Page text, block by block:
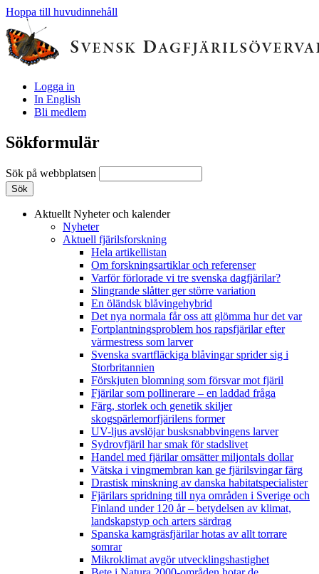
Hoppa till huvudinnehåll
Logga in
In English
Bli medlem
Sökformulär
Sök på webbplatsen
Aktuellt Nyheter och kalender
Nyheter
Aktuell fjärilsforskning
Hela artikellistan
Om forskningsartiklar och referenser
Varför förlorade vi tre svenska dagfjärilar?
Slingrande slåtter ger större variation
En öländsk blåvingehybrid
Det nya normala får oss att glömma hur det var
Fortplantningsproblem hos rapsfjärilar efter
värmestress som larver
Svenska svartfläckiga blåvingar sprider sig i
Storbritannien
Förskjuten blomning som försvar mot fjäril
Fjärilar som pollinerare – en laddad fråga
Färg, storlek och genetik skiljer
skogspärlemorfjärilens former
UV-ljus avslöjar busksnabbvingens larver
Sydrovfjäril har smak för stadslivet
Handel med fjärilar omsätter miljontals dollar
Vätska i vingmembran kan ge fjärilsvingar färg
Drastisk minskning av danska habitatspecialister
Fjärilars spridning till nya områden i Sverige och
Finland under 120 år– betydelsen av klimat,
landskapstyp och arters särdrag
Spanska kamgräsfjärilar hotas av allt torrare
somrar
Mikroklimat avgör utvecklingshastighet